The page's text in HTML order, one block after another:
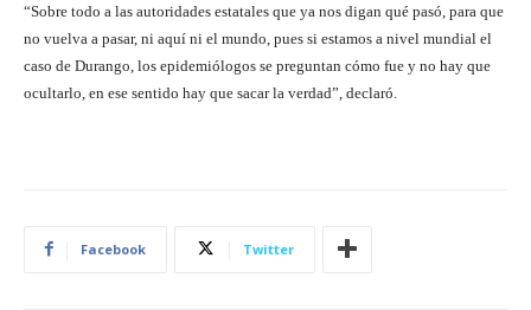
“Sobre todo a las autoridades estatales que ya nos digan qué pasó, para que
no vuelva a pasar, ni aquí ni el mundo, pues si estamos a nivel mundial el
caso de Durango, los epidemiólogos se preguntan cómo fue y no hay que
ocultarlo, en ese sentido hay que sacar la verdad”, declaró.
Facebook Twitter